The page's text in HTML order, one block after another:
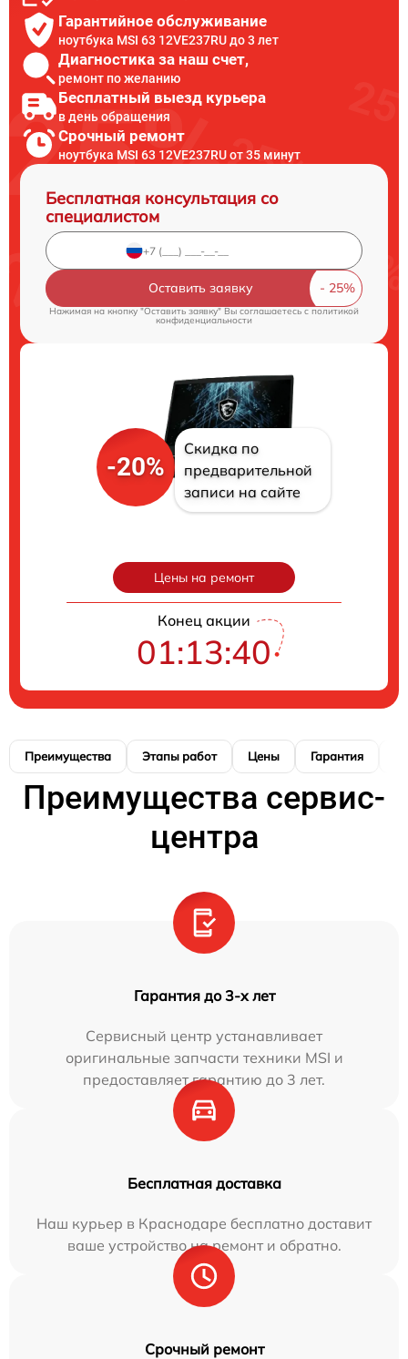
Гарантийное обслуживание
ноутбука MSI 63 12VE237RU до 3 лет
Диагностика за наш счет,
ремонт по желанию
Бесплатный выезд курьера
в день обращения
Срочный ремонт
ноутбука MSI 63 12VE237RU от 35 минут
Бесплатная консультация со
специалистом
Оставить заявку
Нажимая на кнопку "Оставить заявку" Вы соглашаетесь cполитикой
конфиденциальности
-20%
Скидка по
предварительной
записи на сайте
Цены на ремонт
Конец акции
01:13:40
Преимущества Этапы работ Цены Гарантия
Преимущества сервис-
центра
Гарантия до 3-х лет
Сервисный центр устанавливает
оригинальные запчасти техники MSI и
предоставляет гарантию до 3 лет.
Бесплатная доставка
Наш курьер в Краснодаре бесплатно доставит
ваше устройство на ремонт и обратно.
Срочный ремонт